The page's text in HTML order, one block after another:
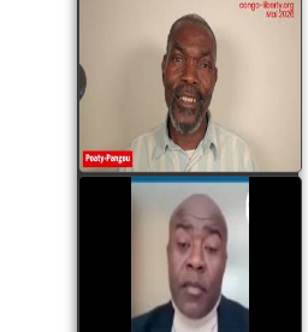
POATY PANGOU
parle de la coquille vide
Collinet Makosso, des
assassinats des jeunes
par Serge OBOA
watch video
Sassou Nguesso est
revenu au pouvoir par
les armes, il ne quittera
le pouvoir que par la
force
watch video